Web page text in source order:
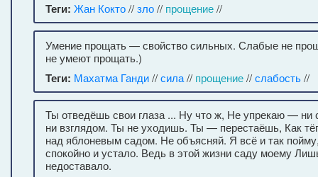
Теги: Жан Кокто//зло// прощение//
Умение прощать — свойство сильных. Слабые не
не умеют прощать.)
Теги: Махатма Ганди//сила// прощение//слабость//
Ты отведёшь свои глаза ... Ну что ж, Не упрекаю — ни
ни взглядом. Ты не уходишь. Ты — перестаёшь, Как
над яблоневым садом. Не объясняй. Я всё и так
спокойно и устало. Ведь в этой жизни саду моему
недоставало.